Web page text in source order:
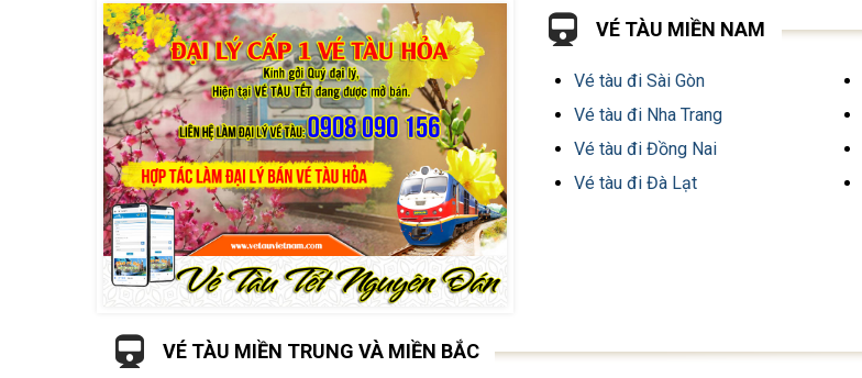
VÉ TÀU MIỀN NAM
Vé tàu đi Sài Gòn
Vé tàu đi Nha Trang
Vé tàu đi Đồng Nai
Vé tàu đi Đà Lạt
VÉ TÀU MIỀN TRUNG VÀ MIỀN BẮC